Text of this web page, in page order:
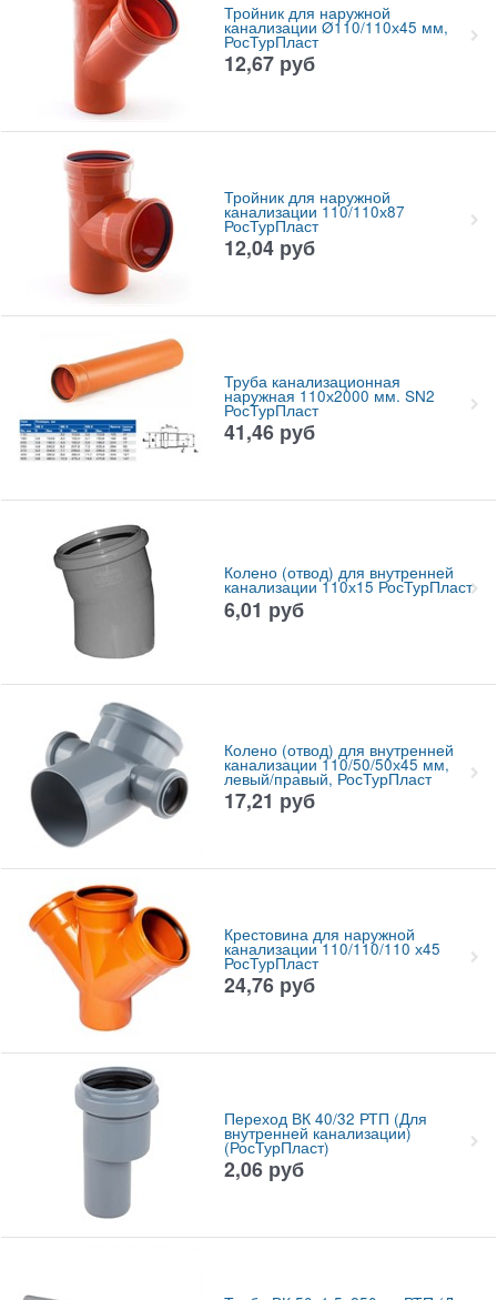
Тройник для наружной
канализации Ø110/110х45 мм,
РосТурПласт
12,67 руб
Тройник для наружной
канализации 110/110х87
РосТурПласт
12,04 руб
Труба канализационная
наружная 110х2000 мм. SN2
РосТурПласт
41,46 руб
Колено (отвод) для внутренней
канализации 110х15 РосТурПласт
6,01 руб
Колено (отвод) для внутренней
канализации 110/50/50х45 мм,
левый/правый, РосТурПласт
17,21 руб
Крестовина для наружной
канализации 110/110/110 х45
РосТурПласт
24,76 руб
Переход ВК 40/32 РТП (Для
внутренней канализации)
(РосТурПласт)
2,06 руб